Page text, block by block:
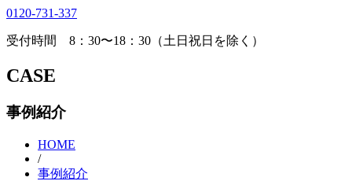
0120-731-337
受付時間 8：30〜18：30（土日祝日を除く）
CASE
事例紹介
HOME
/
事例紹介